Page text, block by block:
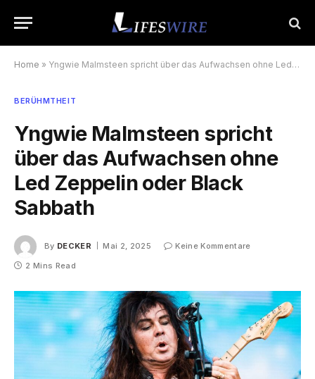
Home » Yngwie Malmsteen spricht über das Aufwachsen ohne Led Zeppelin oder Black Sabbath
BERÜHMTHEIT
Yngwie Malmsteen spricht
über das Aufwachsen ohne
Led Zeppelin oder Black
Sabbath
By DECKER Mai 2, 2025
Keine Kommentare
2 Mins Read